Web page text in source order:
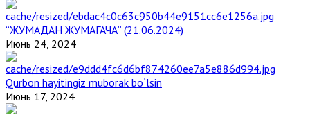
“ЖУМАДАН ЖУМАГАЧА” (21.06.2024)
Июнь 24, 2024
Qurbon hayitingiz muborak bo`lsin
Июнь 17, 2024